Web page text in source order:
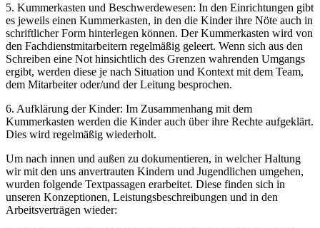
5. Kummerkasten und Beschwerdewesen: In den Einrichtungen gibt
es jeweils einen Kummerkasten, in den die Kinder ihre Nöte auch in
schriftlicher Form hinterlegen können. Der Kummerkasten wird von
den Fachdienstmitarbeitern regelmäßig geleert. Wenn sich aus den
Schreiben eine Not hinsichtlich des Grenzen wahrenden Umgangs
ergibt, werden diese je nach Situation und Kontext mit dem Team,
dem Mitarbeiter oder/und der Leitung besprochen.
6. Aufklärung der Kinder: Im Zusammenhang mit dem
Kummerkasten werden die Kinder auch über ihre Rechte aufgeklärt.
Dies wird regelmäßig wiederholt.
Um nach innen und außen zu dokumentieren, in welcher Haltung
wir mit den uns anvertrauten Kindern und Jugendlichen umgehen,
wurden folgende Textpassagen erarbeitet. Diese finden sich in
unseren Konzeptionen, Leistungsbeschreibungen und in den
Arbeitsverträgen wieder: